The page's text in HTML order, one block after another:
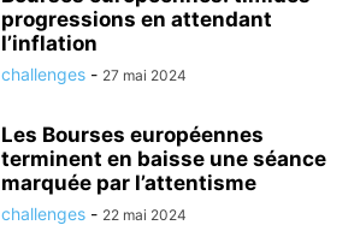
progressions en attendant
l’inflation
challenges - 27 mai 2024
Les Bourses européennes
terminent en baisse une séance
marquée par l’attentisme
challenges - 22 mai 2024